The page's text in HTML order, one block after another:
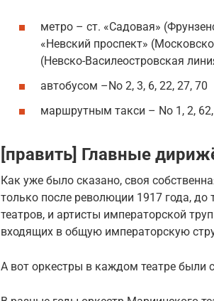
метро – ст. «Садовая»
«Невский проспект»
(Невско-Василеостровская
автобусом –No 2, 3, 6, 22, 27, 70
маршрутным такси – No 1, 2,
[править] Главные
Как уже было сказано, своя
только после революции 1917 года, до
театров, и артисты императорской
входящих в общую императорскую
А вот оркестры в каждом театре были